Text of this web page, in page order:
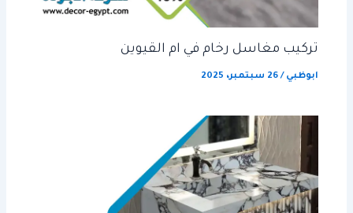
تركيب مغاسل رخام في ام القيوين
ابوظبي /26 سبتمبر، 2025